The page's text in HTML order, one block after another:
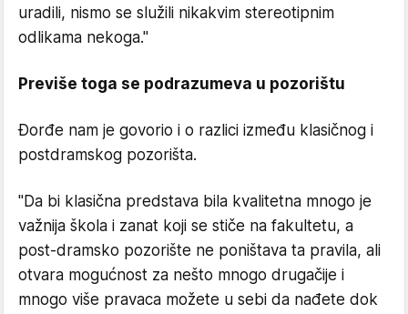
uradili, nismo se služili nikakvim stereotipnim
odlikama nekoga."
Previše toga se podrazumeva u pozorištu
Đorđe nam je govorio i o razlici između klasičnog i
postdramskog pozorišta.
"Da bi klasična predstava bila kvalitetna mnogo je
važnija škola i zanat koji se stiče na fakultetu, a
post-dramsko pozorište ne poništava ta pravila, ali
otvara mogućnost za nešto mnogo drugačije i
mnogo više pravaca možete u sebi da nađete dok